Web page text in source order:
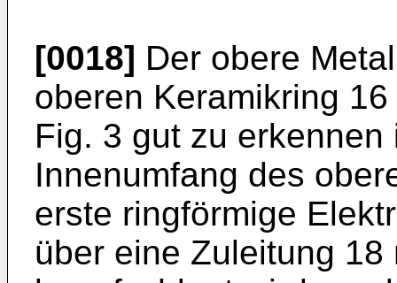
[0018] Der obere
oberen Keramikring
Fig. 3 gut zu
Innenumfang des
erste ringförmige
über eine Zuleitung